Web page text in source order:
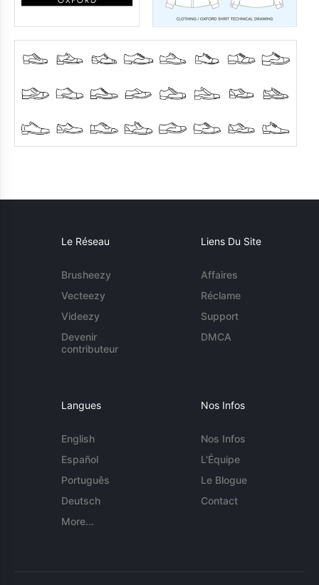
Le Réseau
Brusheezy
Vecteezy
Videezy
Devenir
contributeur
Liens Du Site
Affaires
Réclame
Support
DMCA
Langues
English
Español
Português
Deutsch
More...
Nos Infos
Nos Infos
L'Équipe
Le Blogue
Contact